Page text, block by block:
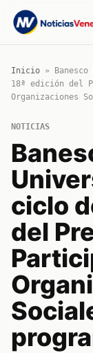
Inicio »
18ª edición del
Organizaciones
NOTICIAS
ciclo
del